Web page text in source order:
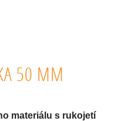
50 MM
materiálu s rukojetí